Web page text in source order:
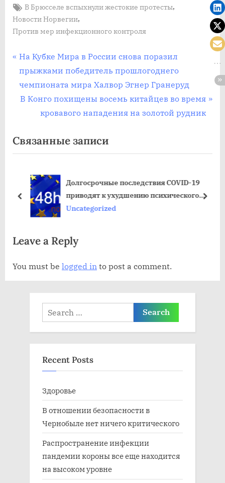
Tags:
В Брюсселе вспыхнули жестокие протесты,
Новости Норвегии,
Против мер инфекционного контроля
Post
navigation
П
р
е
д
у
щ
з
и
ь
На Кубке Мира в России снова поразил
прыжками победитель прошлогоднего
чемпионата мира Халвор Эгнер Гранеруд
С
д
у
а
а
и
В Конго похищены восемь китайцев во время
кровавого нападения на золотой рудник
Связанные записи
Долгосрочные последствия COVID-19
приводят к ухудшению психического
здоровья подростков и молодых людей
Uncategorized
пред
Leave a Reply
You must be logged in to post a comment.
Search
for:
Recent Posts
Здоровье
В отношении безопасности в
Чернобыле нет ничего критического
Распространение инфекции
пандемии короны все еще находится
на высоком уровне